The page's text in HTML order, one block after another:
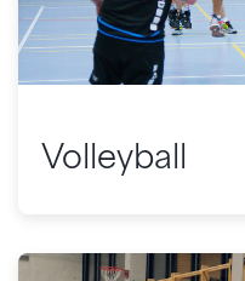
Volleyball